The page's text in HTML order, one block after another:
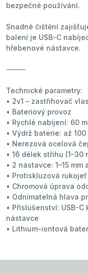
bezpečné používání.
Snadné čištění
balení je USB-C
hřebenové nástavce.
⸻
Technické parametry:
• 2v1 – zastřihovač
• Bateriový provoz
• Rychlé nabíjení: 60
• Výdrž baterie: až 100
• Nerezová ocelová
• 16 délek střihu (1–30
• 2 nástavce: 1–15 mm
• Protiskluzová rukojeť
• Chromová úprava
• Odnímatelná hlava
• Příslušenství: USB-
nástavce
• Lithium-iontová